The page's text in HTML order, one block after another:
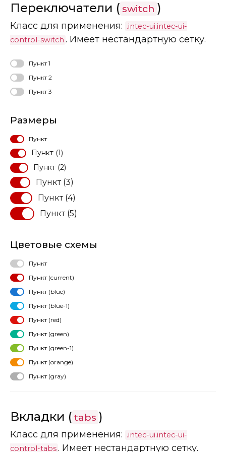
Переключатели ( switch )
Класс для применения: .intec-ui.intec-ui-
control-switch . Имеет нестандартную сетку.
Пункт 1
Пункт 2
Пункт 3
Размеры
Пункт
Пункт (1)
Пункт (2)
Пункт (3)
Пункт (4)
Пункт (5)
Цветовые схемы
Пункт
Пункт (current)
Пункт (blue)
Пункт (blue-1)
Пункт (red)
Пункт (green)
Пункт (green-1)
Пункт (orange)
Пункт (gray)
Вкладки ( tabs )
Класс для применения: .intec-ui.intec-ui-
control-tabs. Имеет нестандартную сетку.